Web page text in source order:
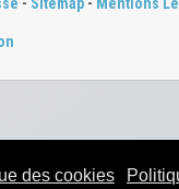
des cookies